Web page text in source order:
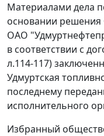
Материалами дела
основании
ОАО
в соответствии с
л.114-117)
Удмуртская
последнему
исполнительного
Избранный